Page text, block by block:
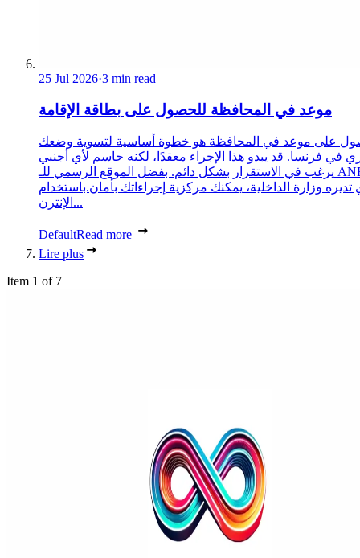
25 Jul 2026·3 min read
موعد في المحافظة للحصول على بطاقة الإقامة
على موعد في المحافظة هو خطوة أساسية لتسوية وضعك
في فرنسا. قد يبدو هذا الإجراء معقدًا، لكنه حاسم لأي أجنبي
يرغب في الاستقرار بشكل دائم. بفضل الموقع الرسمي للـ ANEF،
تديره وزارة الداخلية، يمكنك مركزية إجراءاتك بأمان.باستخدام
الإنترن...
DefaultRead more
Lire plus
Item 1 of 7